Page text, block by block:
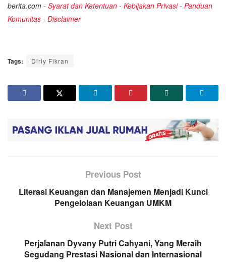
berita.com - Syarat dan Ketentuan - Kebijakan Privasi- Panduan
Komunitas - Disclaimer
Tags: Dirly Fikran
Previous Post
Literasi Keuangan dan Manajemen Menjadi Kunci
Pengelolaan Keuangan UMKM
Next Post
Perjalanan Dyvany Putri Cahyani, Yang Meraih
Segudang Prestasi Nasional dan Internasional